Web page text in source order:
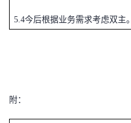
5.4今后根据业务需求考虑双主。
附：